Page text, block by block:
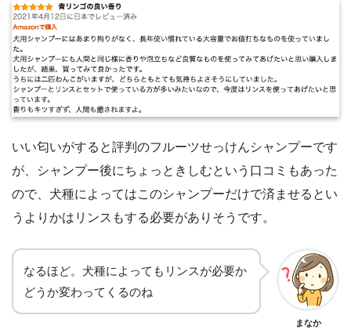
いい匂いがすると評判のフルーツせっけんシャンプーです
が、シャンプー後にちょっときしむという口コミもあった
ので、犬種によってはこのシャンプーだけで済ませるとい
うよりかはリンスもする必要がありそうです。
なるほど。犬種によってもリンスが必要か
どうか変わってくるのね
まなか